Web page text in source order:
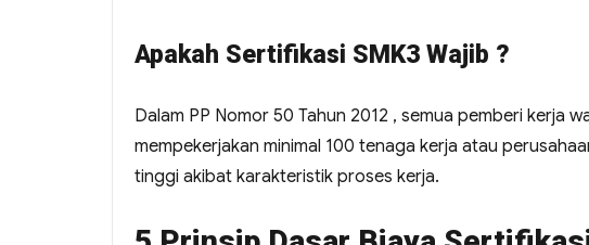
Apakah Sertifikasi SMK3 Wajib ?
Dalam PP Nomor 50 Tahun 2012 , semua pemberi kerja
mempekerjakan minimal 100 tenaga kerja atau
tinggi akibat karakteristik proses kerja.